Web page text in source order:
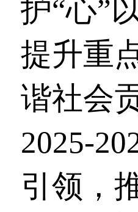
护“心”
提升重
谐社会
2025-
引领，